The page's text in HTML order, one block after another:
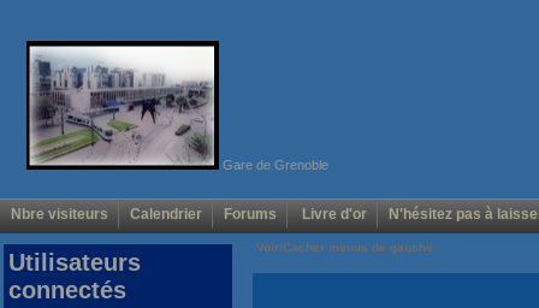
Gare de Grenoble
Nbre visiteurs Calendrier Forums Livre d'or N'hésitez pas à
Voir/Cacher menus de gauche
Utilisateurs
connectés